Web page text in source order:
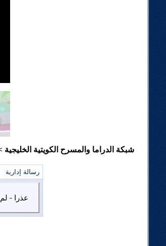
شبكة الدراما والمسرح الكويتية الخليجية
رسالة إدارية
عذرا -